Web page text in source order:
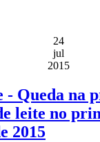
24
jul
2015
Queda na
leite no
2015